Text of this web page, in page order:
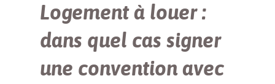
Logement à louer :
dans quel cas signer
une convention avec